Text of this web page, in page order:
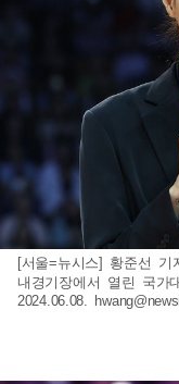
[서울=뉴시스] 황준선
내경기장에서 열린 국가
2024.06.08.